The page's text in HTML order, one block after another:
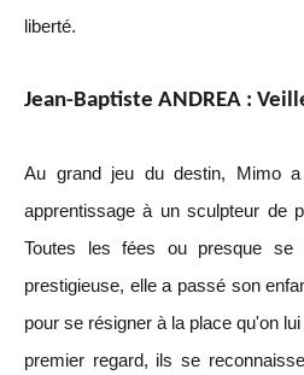
liberté.
Jean-Baptiste ANDREA :
Au grand jeu du destin, Mimo
apprentissage à un sculpteur de
Toutes les fées ou presque se
prestigieuse, elle a passé son
pour se résigner à la place qu'on
premier regard, ils se